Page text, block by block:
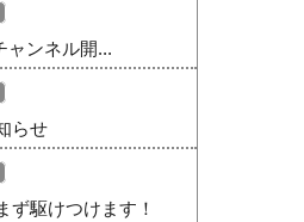
ャンネル開...
らせ
ず駆けつけます！